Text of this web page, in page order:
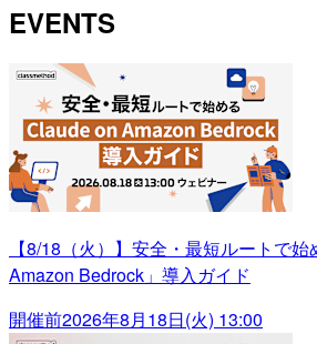
EVENTS
【8/18（火）】安全・最短ルートで
Amazon Bedrock」導入ガイド
開催前2026年8月18日(火) 13:00